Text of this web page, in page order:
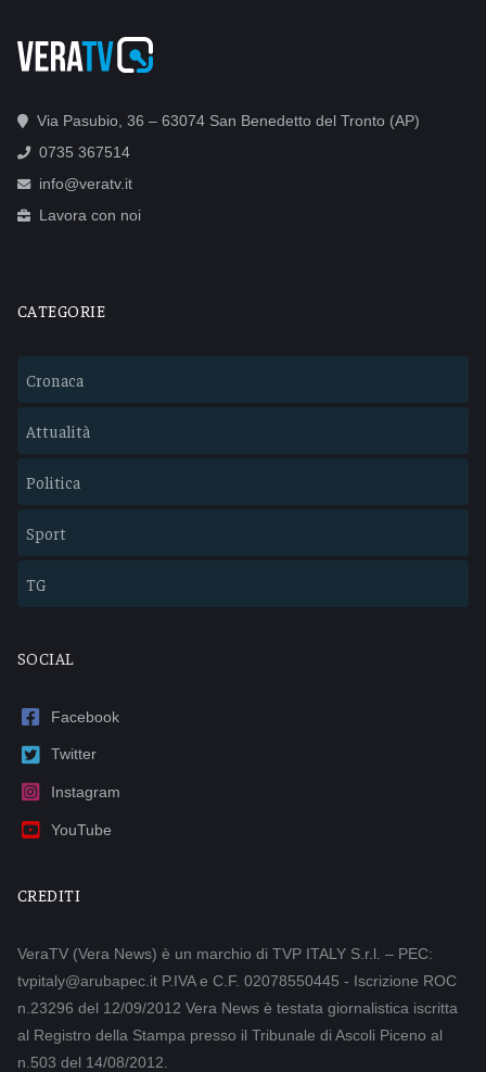
Via Pasubio, 36 – 63074 San Benedetto del Tronto (AP)
0735 367514
info@veratv.it
Lavora con noi
CATEGORIE
Cronaca
Attualità
Politica
Sport
TG
SOCIAL
Facebook
Twitter
Instagram
YouTube
CREDITI
VeraTV (Vera News) è un marchio di TVP ITALY S.r.l. – PEC:
tvpitaly@arubapec.it P.IVA e C.F. 02078550445 - Iscrizione ROC
n.23296 del 12/09/2012 Vera News è testata giornalistica iscritta
al Registro della Stampa presso il Tribunale di Ascoli Piceno al
n.503 del 14/08/2012.